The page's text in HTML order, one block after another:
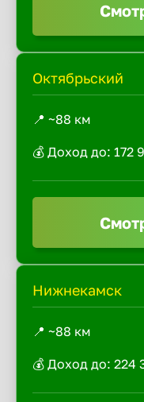
Октябрьский
📍 ~88 км
💰 Доход до: 172
Нижнекамск
📍 ~88 км
💰 Доход до: 224